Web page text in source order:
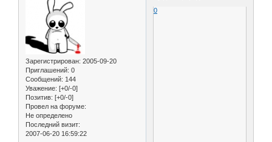
Зарегистрирован: 2005-09-20
Приглашений: 0
Сообщений: 144
Уважение: [+0/-0]
Позитив: [+0/-0]
Провел на форуме:
Не определено
Последний визит:
2007-06-20 16:59:22
0